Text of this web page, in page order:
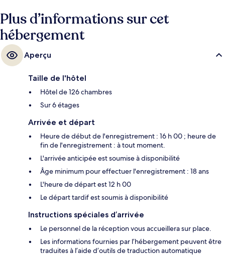
Plus d’informations sur cet
hébergement
Aperçu
Taille de l'hôtel
Hôtel de 126 chambres
Sur 6 étages
Arrivée et départ
Heure de début de l'enregistrement : 16 h 00 ; heure de
fin de l'enregistrement : à tout moment.
L'arrivée anticipée est soumise à disponibilité
Âge minimum pour effectuer l'enregistrement : 18 ans
L'heure de départ est 12 h 00
Le départ tardif est soumis à disponibilité
Instructions spéciales d’arrivée
Le personnel de la réception vous accueillera sur place.
Les informations fournies par l’hébergement peuvent être
traduites à l’aide d’outils de traduction automatique